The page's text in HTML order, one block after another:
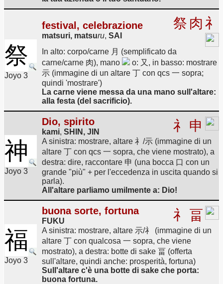
祭
Joyo 3
festival, celebrazione
matsuri, matsuru, SAI
祭 肉礻
In alto: corpo/carne 月 (semplificato da
carne/carne 肉), mano
o: 又, in basso: mostrare
示 (immagine di un altare 丁 con qcs 一 sopra;
quindi 'mostrare')
La carne viene messa da una mano sull'altare:
alla festa (del sacrificio).
神
Joyo 3
Dio, spirito
kami, SHIN, JIN 礻 申
A sinistra: mostrare, altare 礻/示 (immagine di un
altare 丁 con qcs 一 sopra, che viene mostrato), a
destra: dire, raccontare 申 (una bocca 口 con un
grande "più" + per l'eccedenza in uscita quando si
parla).
All'altare parliamo umilmente a: Dio!
福
Joyo 3
buona sorte, fortuna
FUKU 礻 畐
A sinistra: mostrare, altare 示/礻 (immagine di un
altare 丁 con qualcosa 一 sopra, che viene
mostrato), a destra: botte di sake 畐 (offerta
sull'altare, quindi anche: prosperità, fortuna)
Sull'altare c'è una botte di sake che porta:
buona fortuna.